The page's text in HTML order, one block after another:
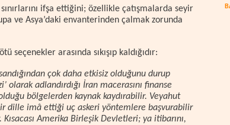
ifşa ettiğini; özellikle çatışmalarda seyir
ve Asya’daki envanterinden çalmak zorunda
seçenekler arasında sıkışıp kaldığıdır:
çok daha etkisiz olduğunu durup
olarak adlandırdığı İran macerasını finanse
bölgelerden kaynak kaydırabilir. Veyahut
bir dille imâ ettiği uç askeri yöntemlere başvurabilir
Amerika Birleşik Devletleri; ya itibarını,